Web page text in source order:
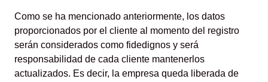
Como se ha mencionado anteriormente, los datos
proporcionados por el cliente al momento del registro
serán considerados como fidedignos y será
responsabilidad de cada cliente mantenerlos
actualizados. Es decir, la empresa queda liberada de